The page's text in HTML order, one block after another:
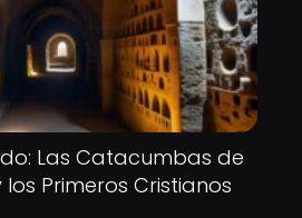
Las Catacumbas de
los Primeros Cristianos